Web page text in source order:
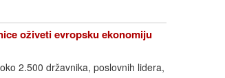
oživeti evropsku ekonomiju
2.500 državnika, poslovnih lidera,